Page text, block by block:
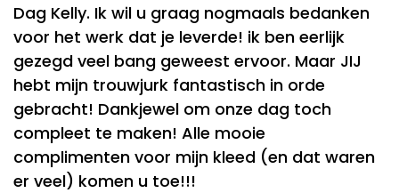
Dag Kelly. Ik wil u graag nogmaals bedanken
voor het werk dat je leverde! ik ben eerlijk
gezegd veel bang geweest ervoor. Maar JIJ
hebt mijn trouwjurk fantastisch in orde
gebracht! Dankjewel om onze dag toch
compleet te maken! Alle mooie
complimenten voor mijn kleed (en dat waren
er veel) komen u toe!!!